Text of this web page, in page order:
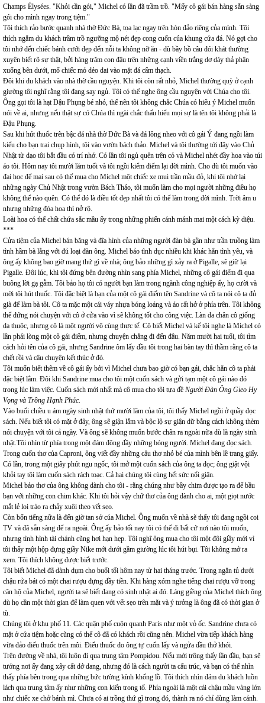
Champs Élysées. "Khỏi cần gói," Michel có lần đã trầm trồ. "Mấy cô gái bán hàng sẵn sàng
gói cho mình ngay trong tiệm."
Tôi thích rảo bước quanh nhà thờ Đức Bà, tọa lạc ngay trên hòn đảo riêng của mình. Tôi
thích ngắm du khách trầm trồ ngưỡng mộ nét đẹp cong cuốn của khung cửa đá. Nó gợi cho
tôi nhớ đến chiếc bánh cưới đẹp đến nỗi ta không nỡ ăn - dù bầy bồ câu đói khát thường
xuyên biết rõ sự thật, bởi hàng trăm con đậu trên những cạnh viền trắng dơ dáy thả phân
xuống bên dưới, mổ chiếc mỏ dẻo dai vào mặt đá cẩm thạch.
Đôi khi du khách vào nhà thờ cầu nguyện. Khi tôi còn rất nhỏ, Michel thường quỳ ở cạnh
giường tôi nghĩ rằng tôi đang say ngủ. Tôi có thể nghe ông cầu nguyện với Chúa cho tôi.
Ông gọi tôi là hạt Đậu Phụng bé nhỏ, thế nên tôi không chắc Chúa có hiểu ý Michel muốn
nói về ai, nhưng nếu thật sự có Chúa thì ngài chắc thấu hiểu mọi sự là tên tôi không phải là
Đậu Phụng.
Sau khi hút thuốc trên bậc đá nhà thờ Đức Bà và đá lông nheo với cô gái Ý đang ngồi làm
kiểu cho bạn trai chụp hình, tôi vào vườn bách thảo. Michel và tôi thường tới đây vào Chủ
Nhật từ dạo tôi bắt đầu có trí nhớ. Có lần tôi ngủ quên trên cỏ và Michel nhét đầy hoa vào túi
áo tôi. Hôm nay tôi mười lăm tuổi và tôi ngồi kiểm điểm lại đời mình. Cho dù tôi muốn vào
đại học để mai sau có thể mua cho Michel một chiếc xe mui trần mầu đỏ, khi tôi nhớ lại
những ngày Chủ Nhật trong vườn Bách Thảo, tôi muốn làm cho mọi người những điều họ
không thể nào quên. Có thể đó là điều tốt đẹp nhất tôi có thể làm trong đời mình. Trời âm u
nhưng những đóa hoa thì nở rộ.
Loài hoa có thể chất chứa sắc mầu ấy trong những phiến cánh mảnh mai một cách kỳ diệu.
***
Cửa tiệm của Michel bán băng và đĩa hình của những người đàn bà gần như trần truồng làm
tình hầm bà lằng với đủ loại đàn ông. Michel bảo tình dục nhiều khi khác hẳn tình yêu, và
ông ấy không bao giờ mang thứ gì về nhà; ông bảo những gì xảy ra ở Pigalle, sẽ giữ lại
Pigalle. Đôi lúc, khi tôi đứng bên đường nhìn sang phía Michel, những cô gái điếm đi qua
buông lời gạ gẫm. Tôi bảo họ tôi có người bạn làm trong ngành công nghiệp ấy, họ cười và
mời tôi hút thuốc. Tôi đặc biệt là bạn của một cô gái điếm tên Sandrine và cô ta nói cô ta đủ
già để làm bà tôi. Cô ta mặc một cái váy nhựa bóng loáng và áo rất hở ở phía trên. Tôi không
thể đứng nói chuyện với cô ở cửa vào vì sẽ không tốt cho công việc. Làn da chân cô giống
da thuộc, nhưng cô là một người vô cùng thực tế. Cô biết Michel và kể tôi nghe là Michel có
lần phải lòng một cô gái điếm, nhưng chuyện chẳng đi đến đâu. Năm mười hai tuổi, tôi tìm
cách hỏi tên của cô gái, nhưng Sandrine ôm lấy đầu tôi trong hai bàn tay thì thầm rằng cô ta
chết rồi và câu chuyện kết thúc ở đó.
Tôi muốn biết thêm về cô gái ấy bởi vì Michel chưa bao giờ có bạn gái, chắc hẳn cô ta phải
đặc biệt lắm. Đôi khi Sandrine mua cho tôi một cuốn sách và gửi tạm một cô gái nào đó
trong lúc làm việc. Cuốn sách mới nhất mà cô mua cho tôi tựa đề Người Đàn Ông Gieo Hy
Vọng và Trồng Hạnh Phúc.
Vào buổi chiều u ám ngày sinh nhật thứ mười lăm của tôi, tôi thấy Michel ngồi ở quầy đọc
sách. Nếu biết tôi có mặt ở đây, ông sẽ giận lắm và bộc lộ sự giận dữ bằng cách không thèm
nói chuyện với tôi cả ngày. Và ông sẽ không muốn bước chân ra ngoài nữa dù là ngày sinh
nhật.Tôi nhìn từ phía trong một đám đông đầy những bóng người. Michel đang đọc sách.
Trong cuốn thơ của Caproni, ông viết đầy những câu thơ nhỏ bé của mình bên lề trang giấy.
Có lần, trong một giây phút ngu ngốc, tôi mở một cuốn sách của ông ta đọc; ông giật vội
khỏi tay tôi làm cuốn sách rách toạc. Cả hai chúng tôi cùng hết sức nổi giận.
Michel bảo thơ của ông không dành cho tôi - rằng chúng như bầy chim được tạo ra để bầu
bạn với những con chim khác. Khi tôi hỏi vậy chứ thơ của ông dành cho ai, một giọt nước
mắt lẻ loi trào ra chảy xuôi theo vết sẹo.
Còn bốn tiếng nữa là đến giờ tan sở của Michel. Ông muốn về nhà sẽ thấy tôi đang ngồi coi
TV và đã sẵn sàng để ra ngoài. Ông ấy bảo tối nay tôi có thể đi bất cứ nơi nào tôi muốn,
nhưng tình hình tài chánh cũng hơi hạn hẹp. Tôi nghĩ ông mua cho tôi một đôi giầy mới vì
tôi thấy một hộp đựng giầy Nike mới dưới gầm giường lúc tôi hút bụi. Tôi không mở ra
xem. Tôi thích không được biết trước.
Tôi biết Michel đã dành dụm cho buổi tối hôm nay từ hai tháng trước. Trong ngăn tủ dưới
chậu rửa bát có một chai rượu đựng đầy tiền. Khi hàng xóm nghe tiếng chai rượu vỡ trong
căn hộ của Michel, người ta sẽ biết đang có sinh nhật ai đó. Láng giềng của Michel thích ông
dù họ cần một thời gian để làm quen với vết sẹo trên mặt và ý tưởng là ông đã có thời gian ở
tù.
Chúng tôi ở khu phố 11. Các quận phố cuộn quanh Paris như một vỏ ốc. Sandrine chưa có
mặt ở cửa tiệm hoặc cũng có thể cô đã có khách rồi cũng nên. Michel vừa tiếp khách hàng
vừa đảo điếu thuốc trên môi. Điếu thuốc do ông tự cuốn lấy và ngửa đầu thở khói.
Trên đường về nhà, tôi luôn đi qua trung tâm Pompidou. Nếu mới trông thấy lần đầu, bạn sẽ
tưởng nơi ấy đang xây cất dở dang, nhưng đó là cách người ta cấu trúc, và bạn có thể nhìn
thấy phía bên trong qua những bức tường kính khổng lồ. Tôi thích nhìn đám du khách luồn
lách qua trung tâm ấy như những con kiến trong tổ. Phía ngoài là một cái chậu mầu vàng lớn
như chiếc xe chở bánh mì. Chưa có ai trồng thứ gì trong đó, thành ra nó chỉ dùng làm cảnh.